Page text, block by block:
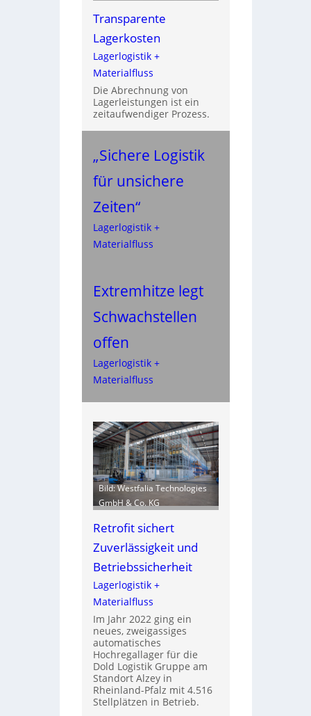
Transparente
Lagerkosten
Lagerlogistik +
Materialfluss
Die Abrechnung von
Lagerleistungen ist ein
zeitaufwendiger Prozess.
„Sichere Logistik
für unsichere
Zeiten“
Lagerlogistik +
Materialfluss
Extremhitze legt
Schwachstellen
offen
Lagerlogistik +
Materialfluss
Bild: Westfalia Technologies
GmbH & Co. KG
Retrofit sichert
Zuverlässigkeit und
Betriebssicherheit
Lagerlogistik +
Materialfluss
Im Jahr 2022 ging ein
neues, zweigassiges
automatisches
Hochregallager für die
Dold Logistik Gruppe am
Standort Alzey in
Rheinland-Pfalz mit 4.516
Stellplätzen in Betrieb.